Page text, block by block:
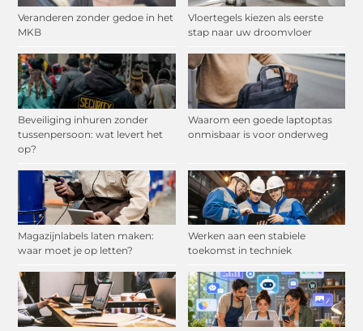
Veranderen zonder gedoe in het
MKB
Vloertegels kiezen als eerste
stap naar uw droomvloer
Beveiliging inhuren zonder
tussenpersoon: wat levert het
op?
Waarom een goede laptoptas
onmisbaar is voor onderweg
Magazijnlabels laten maken:
waar moet je op letten?
Werken aan een stabiele
toekomst in techniek